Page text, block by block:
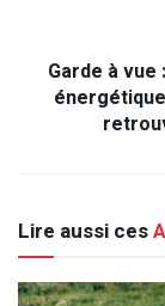
Garde à
Lire aussi ces